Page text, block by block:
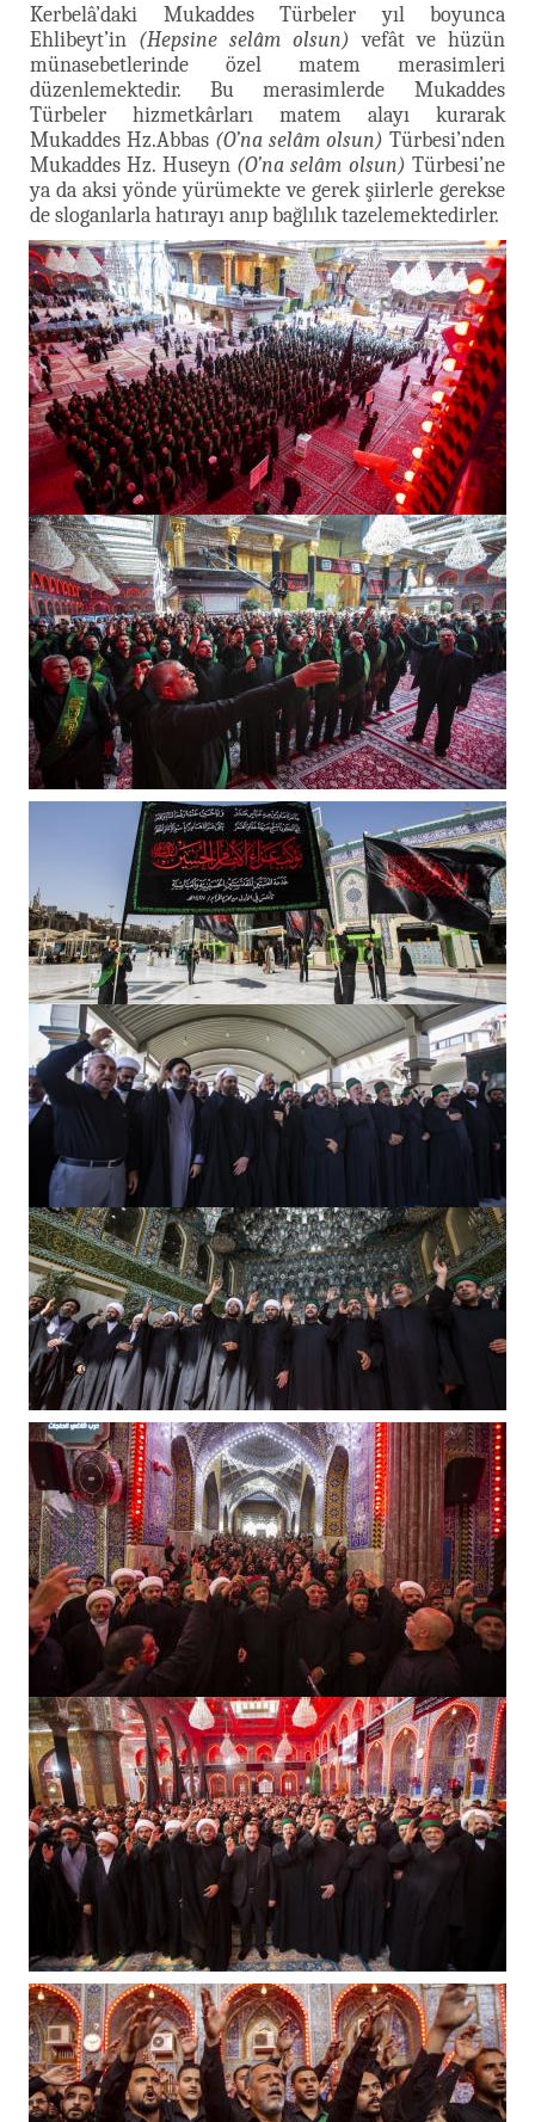
Kerbelâ’daki Mukaddes Türbeler yıl boyunca
Ehlibeyt’in (Hepsine selâm olsun) vefât ve hüzün
münasebetlerinde özel matem merasimleri
düzenlemektedir. Bu merasimlerde Mukaddes
Türbeler hizmetkârları matem alayı kurarak
Mukaddes Hz.Abbas (O’na selâm olsun) Türbesi’nden
Mukaddes Hz. Huseyn (O’na selâm olsun) Türbesi’ne
ya da aksi yönde yürümekte ve gerek şiirlerle gerekse
de sloganlarla hatırayı anıp bağlılık tazelemektedirler.